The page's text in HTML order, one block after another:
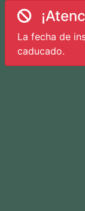
La fecha de
caducado.